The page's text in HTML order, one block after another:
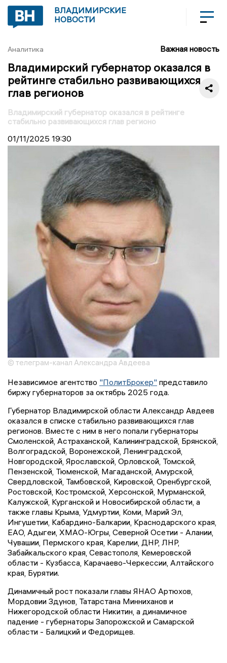
ВЛАДИМИРСКИЕ
НОВОСТИ
Аналитика Важная новость
Владимирский губернатор оказался в
рейтинге стабильно развивающихся
глав регионов
Владимирский губернатор оказался в рейтинге
стабильно развивающихся глав регионо
01/11/2025 19:30
© телеграм-канал Александра Авдеева
Независимое агентство "ПолитБрокер" представило
биржу губернаторов за октябрь 2025 года.
Губернатор Владимирской области Александр Авдеев
оказался в списке стабильно развивающихся глав
регионов. Вместе с ним в него попали губернаторы
Смоленской, Астраханской, Калининградской, Брянской,
Волгоградской, Воронежской, Ленинградской,
Новгородской, Ярославской, Орловской, Томской,
Пензенской, Тюменской, Магаданской, Амурской,
Свердловской, Тамбовской, Кировской, Оренбургской,
Ростовской, Костромской, Херсонской, Мурманской,
Калужской, Курганской и Новосибирской области, а
также главы Крыма, Удмуртии, Коми, Марий Эл,
Ингушетии, Кабардино-Балкарии, Краснодарского края,
ЕАО, Адыгеи, ХМАО-Югры, Северной Осетии - Алании,
Чувашии, Пермского края, Карелии, ДНР, ЛНР,
Забайкальского края, Севастополя, Кемеровской
области - Кузбасса, Карачаево-Черкессии, Алтайского
края, Бурятии.
Динамичный рост показали главы ЯНАО Артюхов,
Мордовии Здунов, Татарстана Минниханов и
Нижегородской области Никитин, а динамичное
падение - губернаторы Запорожской и Самарской
области - Балицкий и Федорищев.